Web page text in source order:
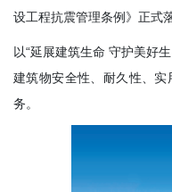
设工程抗震管理条例》正式
以“延展建筑生命 守护美好
建筑物安全性、耐久性、实
务。